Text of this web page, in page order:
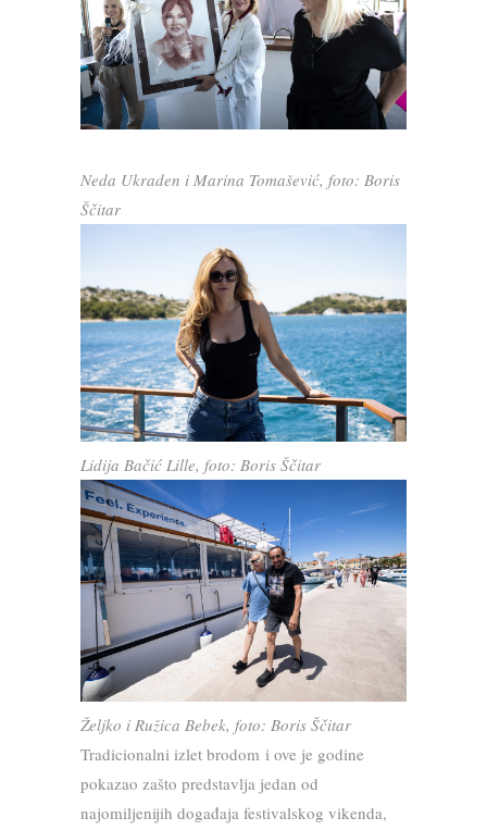
Neda Ukraden i Marina Tomašević, foto: Boris
Ščitar
Lidija Bačić Lille, foto: Boris Ščitar
Željko i Ružica Bebek, foto: Boris Ščitar
Tradicionalni izlet brodom i ove je godine
pokazao zašto predstavlja jedan od
najomiljenijih događaja festivalskog vikenda,